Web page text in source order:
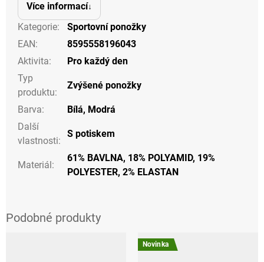
Více informací
Kategorie:
Sportovní ponožky
EAN:
8595558196043
Aktivita:
Pro každý den
Typ
produktu:
Zvýšené ponožky
Barva: Bílá, Modrá
Další
vlastnosti:
S potiskem
Materiál:
61% BAVLNA, 18% POLYAMID, 19%
POLYESTER, 2% ELASTAN
Novinka